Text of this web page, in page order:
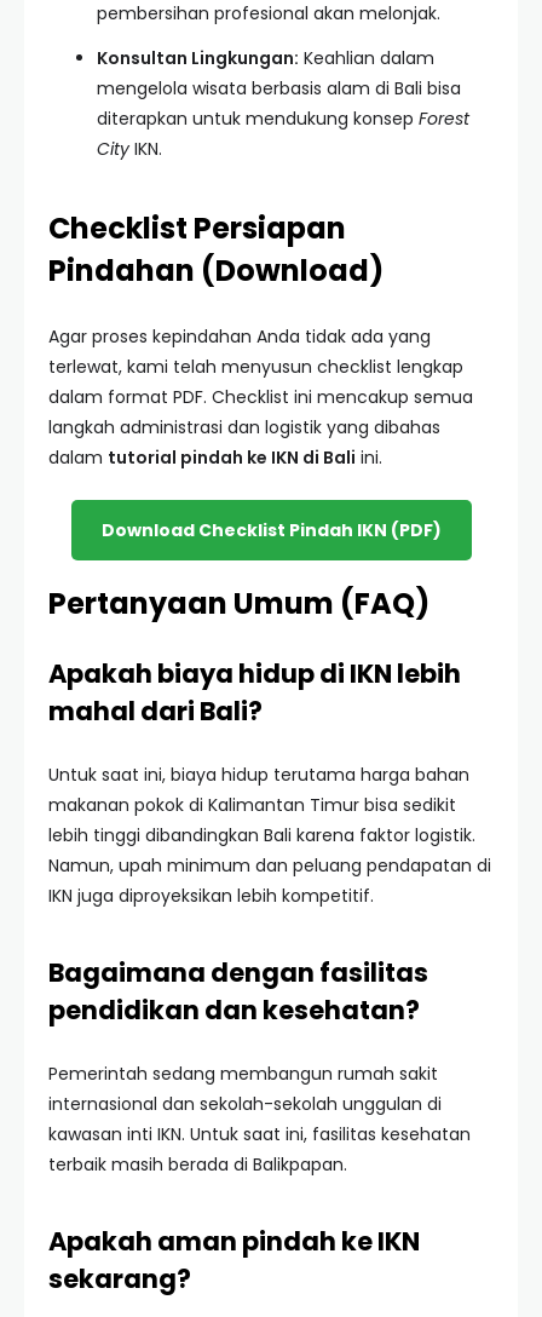
pembersihan profesional akan melonjak.
Konsultan Lingkungan: Keahlian dalam
mengelola wisata berbasis alam di Bali bisa
diterapkan untuk mendukung konsep Forest
City IKN.
Checklist Persiapan
Pindahan (Download)
Agar proses kepindahan Anda tidak ada yang
terlewat, kami telah menyusun checklist lengkap
dalam format PDF. Checklist ini mencakup semua
langkah administrasi dan logistik yang dibahas
dalam tutorial pindah ke IKN di Bali ini.
Download Checklist Pindah IKN (PDF)
Pertanyaan Umum (FAQ)
Apakah biaya hidup di IKN lebih
mahal dari Bali?
Untuk saat ini, biaya hidup terutama harga bahan
makanan pokok di Kalimantan Timur bisa sedikit
lebih tinggi dibandingkan Bali karena faktor logistik.
Namun, upah minimum dan peluang pendapatan di
IKN juga diproyeksikan lebih kompetitif.
Bagaimana dengan fasilitas
pendidikan dan kesehatan?
Pemerintah sedang membangun rumah sakit
internasional dan sekolah-sekolah unggulan di
kawasan inti IKN. Untuk saat ini, fasilitas kesehatan
terbaik masih berada di Balikpapan.
Apakah aman pindah ke IKN
sekarang?